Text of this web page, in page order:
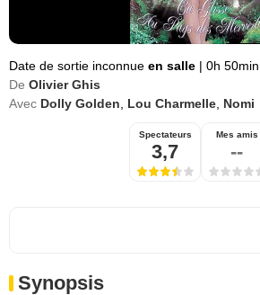
Date de sortie inconnue en salle | 0h 50min
De Olivier Ghis
Avec Dolly Golden Lou Charmelle Nomi
Spectateurs
3,7
Mes amis
--
Synopsis